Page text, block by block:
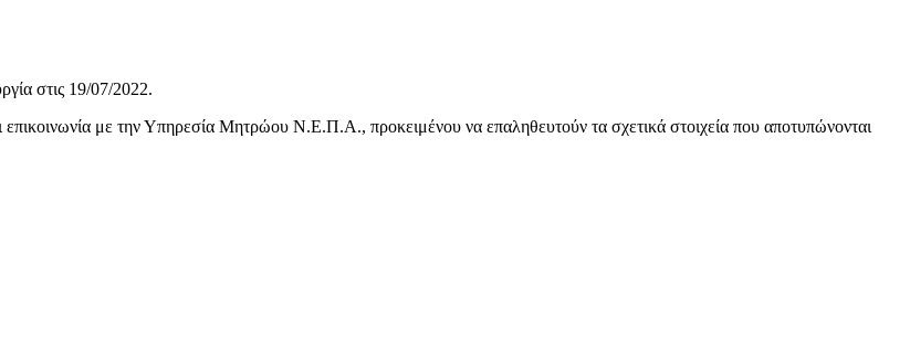
στις 19/07/2022.
επικοινωνία με την Υπηρεσία Μητρώου Ν.Ε.Π.Α., προκειμένου να επαληθευτούν τα σχετικά στοιχεία που αποτυπώνονται